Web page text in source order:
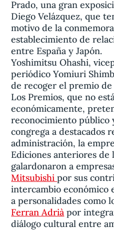
Prado, una gran
Diego Velázquez, que
motivo de la
establecimiento de
entre España y Japón.
Yoshimitsu Ohashi,
periódico Yomiuri
de recoger el premio de
Los Premios, que no
económicamente,
reconocimiento público
congrega a destacados
administración, la
Ediciones anteriores de
galardonaron a
Mitsubishipor sus
intercambio económico
a personalidades como
Ferran Adrià por
diálogo cultural entre